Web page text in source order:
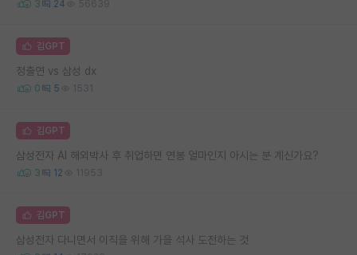
3 24 56639
김GPT
정출연 vs 삼성 dx
0 5 1531
김GPT
삼성전자 AI 해외박사 후 취업하면 연봉 얼마인지 아시는 분 계신가요?
3 12 11953
김GPT
삼성전자 다니면서 이직을 위해 가을 석사 도전하는 것